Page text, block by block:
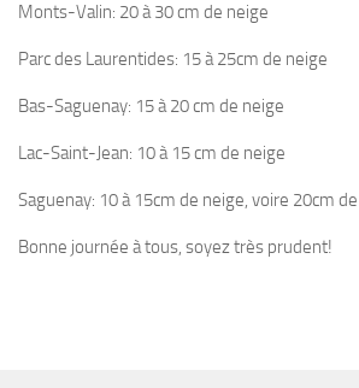
Monts-Valin: 20 à 30 cm de neige
Parc des Laurentides: 15 à 25cm de neige
Bas-Saguenay: 15 à 20 cm de neige
Lac-Saint-Jean: 10 à 15 cm de neige
Saguenay: 10 à 15cm de neige, voire 20cm
Bonne journée à tous, soyez très prudent!